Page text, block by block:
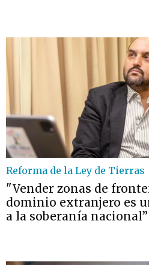
Reforma de la Ley de Tierras
"Vender zonas de
dominio extranjero es
a la soberanía nacional”